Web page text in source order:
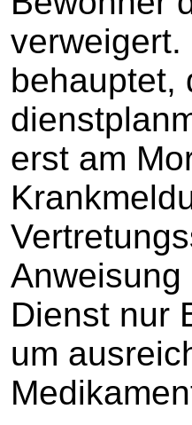
behauptet,
erst am
Dienst nur
um